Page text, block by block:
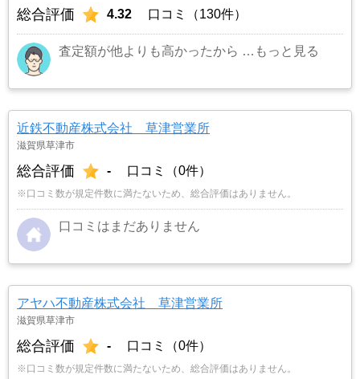
総合評価 4.32 口コミ（130件）
査定額が他よりも高かったから …もっと見る
近鉄不動産株式会社 草津営業所
滋賀県草津市
総合評価 - 口コミ（0件）
※口コミ数が規定件数に満たないため、総合評価はありません。
口コミはまだありません
アヤハ不動産株式会社 草津営業所
滋賀県草津市
総合評価 - 口コミ（0件）
※口コミ数が規定件数に満たないため、総合評価はありません。